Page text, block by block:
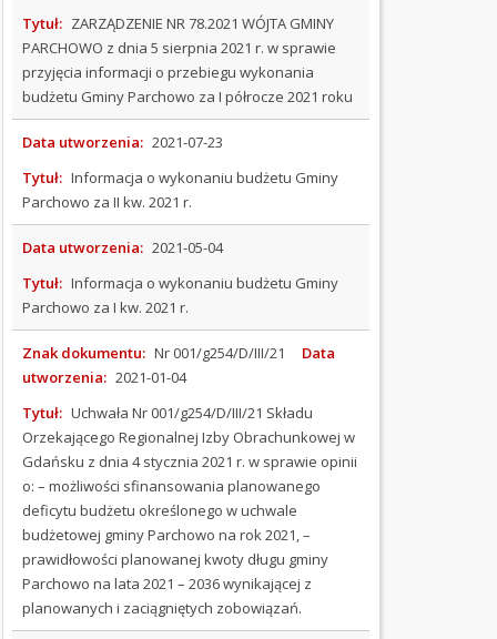
Budżet
na
2018
rok
za
2019
rok
Budżet
na
rok
Budżet
2021
rok
Budżet
na
2022
rok
Budżet
na
2023
rok
na
Tytuł: ZARZĄDZENIE NR 78.2021 WÓJTA GMINY
PARCHOWO z dnia 5 sierpnia 2021 r. w sprawie
przyjęcia informacji o przebiegu wykonania
budżetu Gminy Parchowo za I półrocze 2021 roku
Data utworzenia: 2021-07-23
Tytuł: Informacja o wykonaniu budżetu Gminy
Parchowo za II kw. 2021 r.
Data utworzenia: 2021-05-04
Tytuł: Informacja o wykonaniu budżetu Gminy
Parchowo za I kw. 2021 r.
Znak dokumentu: Nr 001/g254/D/III/21
Data
utworzenia: 2021-01-04
Tytuł: Uchwała Nr 001/g254/D/III/21 Składu
Orzekającego Regionalnej Izby Obrachunkowej w
Gdańsku z dnia 4 stycznia 2021 r. w sprawie opinii
o: – możliwości sfinansowania planowanego
deficytu budżetu określonego w uchwale
budżetowej gminy Parchowo na rok 2021, –
prawidłowości planowanej kwoty długu gminy
Parchowo na lata 2021 – 2036 wynikającej z
planowanych i zaciągniętych zobowiązań.